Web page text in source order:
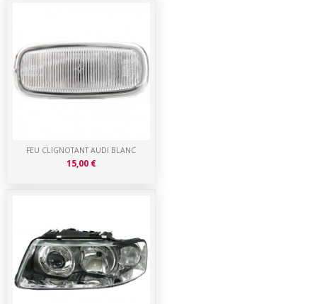
FEU CLIGNOTANT AUDI BLANC
15,00 €